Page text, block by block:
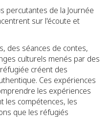
percutantes de la Journée
sur l'écoute et
des séances de contes,
culturels menés par des
créent des
Ces expériences
les expériences
les compétences, les
que les réfugiés